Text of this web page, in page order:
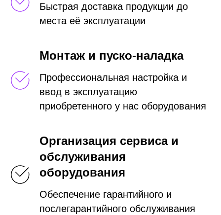
Быстрая доставка продукции до
места её эксплуатации
Монтаж и пуско-наладка
Профессиональная настройка и
ввод в эксплуатацию
приобретенного у нас оборудования
Организация сервиса и
обслуживания
оборудования
Обеспечение гарантийного и
послегарантийного обслуживания